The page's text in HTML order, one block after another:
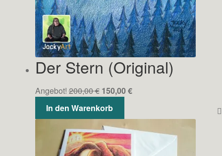
Der Stern (Original)
Angebot! 200,00€ Ursprünglicher
Preis
war:
200,00 €
150,00€Aktueller
150,00 €.
In den Warenkorb